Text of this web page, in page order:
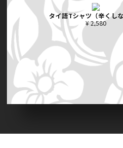
タイ語Tシャツ（辛くし
¥ 2,580